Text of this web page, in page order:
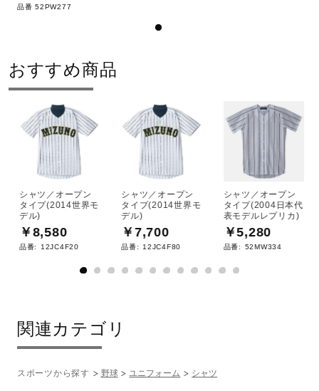
品番 52PW277
おすすめ商品
シャツ／オープン
タイプ(2014世界モ
デル)
￥8,580
品番: 12JC4F20
シャツ／オープン
タイプ(2014世界モ
デル)
￥7,700
品番: 12JC4F80
シャツ／オープン
タイプ(2004日本代
表モデルレプリカ)
￥5,280
品番: 52MW334
関連カテゴリ
スポーツから探す 野球 ユニフォーム シャツ